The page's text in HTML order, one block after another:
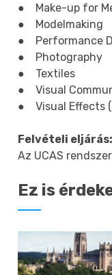
● Make-up for
● Modelmaking
● Performance
● Photography
● Textiles
● Visual
● Visual Effects
Felvételi eljárás:
Az UCAS
Ez is